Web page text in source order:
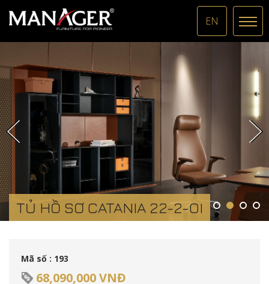
EN
TỦ HỒ SƠ CATANIA 22-2-OI
Mã số : 193
68,090,000 VNĐ